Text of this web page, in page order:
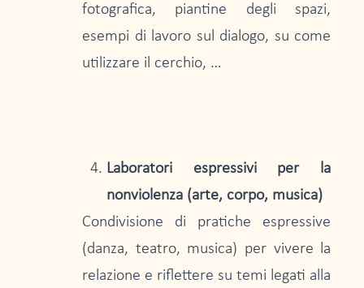
fotografica, piantine degli spazi,
esempi di lavoro sul dialogo, su come
utilizzare il cerchio, …
Laboratori espressivi per la
nonviolenza (arte, corpo, musica)
Condivisione di pratiche espressive
(danza, teatro, musica) per vivere la
relazione e riflettere su temi legati alla